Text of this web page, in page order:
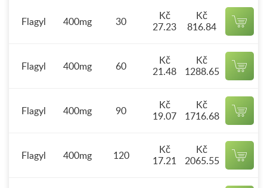
Flagyl 400mg 30
Kč
27.23
Kč
816.84
Flagyl 400mg 60
Kč
21.48
Kč
1288.65
Flagyl 400mg 90
Kč
19.07
Kč
1716.68
Flagyl 400mg 120
Kč
17.21
Kč
2065.55